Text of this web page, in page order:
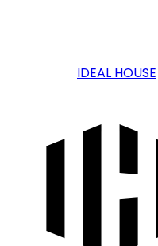
IDEAL HOUSE